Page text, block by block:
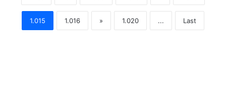
1.015 1.016 » 1.020 ... Last